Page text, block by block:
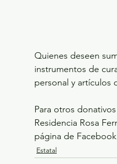
Quienes deseen
instrumentos de
personal y artículos
Para otros
Residencia Rosa
página de
Estatal